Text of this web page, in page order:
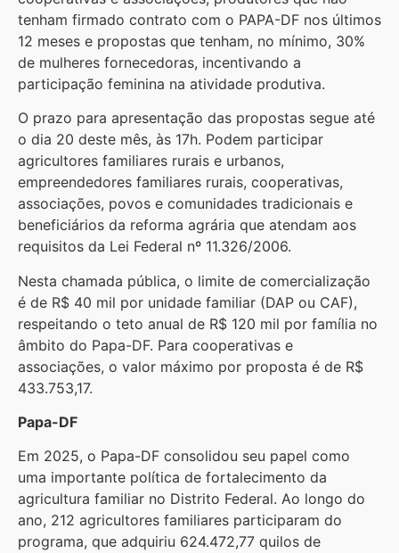
tenham firmado contrato com o PAPA-DF nos últimos
12 meses e propostas que tenham, no mínimo, 30%
de mulheres fornecedoras, incentivando a
participação feminina na atividade produtiva.
O prazo para apresentação das propostas segue até
o dia 20 deste mês, às 17h. Podem participar
agricultores familiares rurais e urbanos,
empreendedores familiares rurais, cooperativas,
associações, povos e comunidades tradicionais e
beneficiários da reforma agrária que atendam aos
requisitos da Lei Federal nº 11.326/2006.
Nesta chamada pública, o limite de comercialização
é de R$ 40 mil por unidade familiar (DAP ou CAF),
respeitando o teto anual de R$ 120 mil por família no
âmbito do Papa-DF. Para cooperativas e
associações, o valor máximo por proposta é de R$
433.753,17.
Papa-DF
Em 2025, o Papa-DF consolidou seu papel como
uma importante política de fortalecimento da
agricultura familiar no Distrito Federal. Ao longo do
ano, 212 agricultores familiares participaram do
programa, que adquiriu 624.472,77 quilos de